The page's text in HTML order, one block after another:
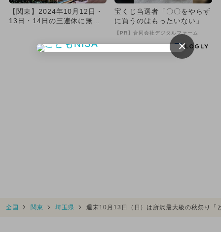
【関東】2024年10月12日・
13日・14日の三連休に無料
宝くじ当選者「〇〇をやらず
に買うのはもったいない」
【PR】合同会社デジタルファーム
Recommended by
全国 関東 埼玉県 週末10月13日（日）は所沢最大級の秋祭り「
×